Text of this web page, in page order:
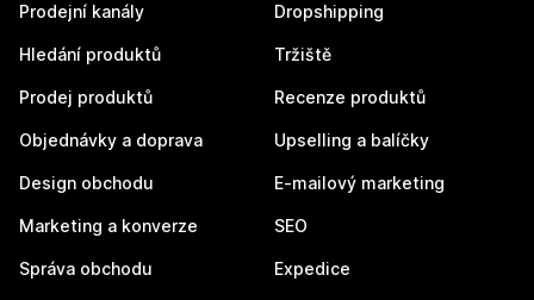
Prodejní kanály
Hledání produktů
Prodej produktů
Objednávky a doprava
Design obchodu
Marketing a konverze
Správa obchodu
Dropshipping
Tržiště
Recenze produktů
Upselling a balíčky
E-mailový marketing
SEO
Expedice